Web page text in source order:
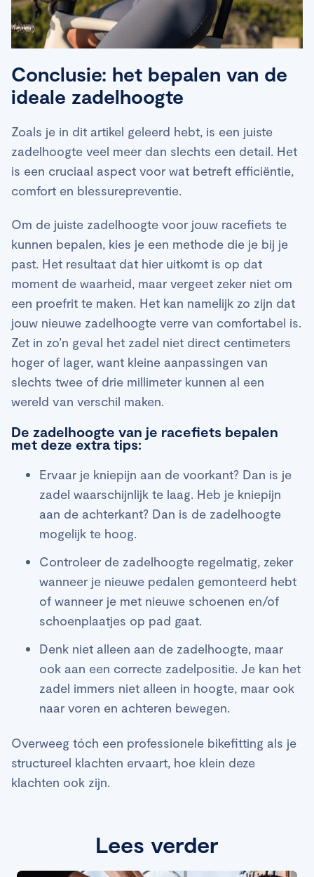
Conclusie: het bepalen van de
ideale zadelhoogte
Zoals je in dit artikel geleerd hebt, is een juiste
zadelhoogte veel meer dan slechts een detail. Het
is een cruciaal aspect voor wat betreft efficiëntie,
comfort en blessurepreventie.
Om de juiste zadelhoogte voor jouw racefiets te
kunnen bepalen, kies je een methode die je bij je
past. Het resultaat dat hier uitkomt is op dat
moment de waarheid, maar vergeet zeker niet om
een proefrit te maken. Het kan namelijk zo zijn dat
jouw nieuwe zadelhoogte verre van comfortabel is.
Zet in zo’n geval het zadel niet direct centimeters
hoger of lager, want kleine aanpassingen van
slechts twee of drie millimeter kunnen al een
wereld van verschil maken.
De zadelhoogte van je racefiets bepalen
met deze extra tips:
Ervaar je kniepijn aan de voorkant? Dan is je
zadel waarschijnlijk te laag. Heb je kniepijn
aan de achterkant? Dan is de zadelhoogte
mogelijk te hoog.
Controleer de zadelhoogte regelmatig, zeker
wanneer je nieuwe pedalen gemonteerd hebt
of wanneer je met nieuwe schoenen en/of
schoenplaatjes op pad gaat.
Denk niet alleen aan de zadelhoogte, maar
ook aan een correcte zadelpositie. Je kan het
zadel immers niet alleen in hoogte, maar ook
naar voren en achteren bewegen.
Overweeg tóch een professionele bikefitting als je
structureel klachten ervaart, hoe klein deze
klachten ook zijn.
Lees verder